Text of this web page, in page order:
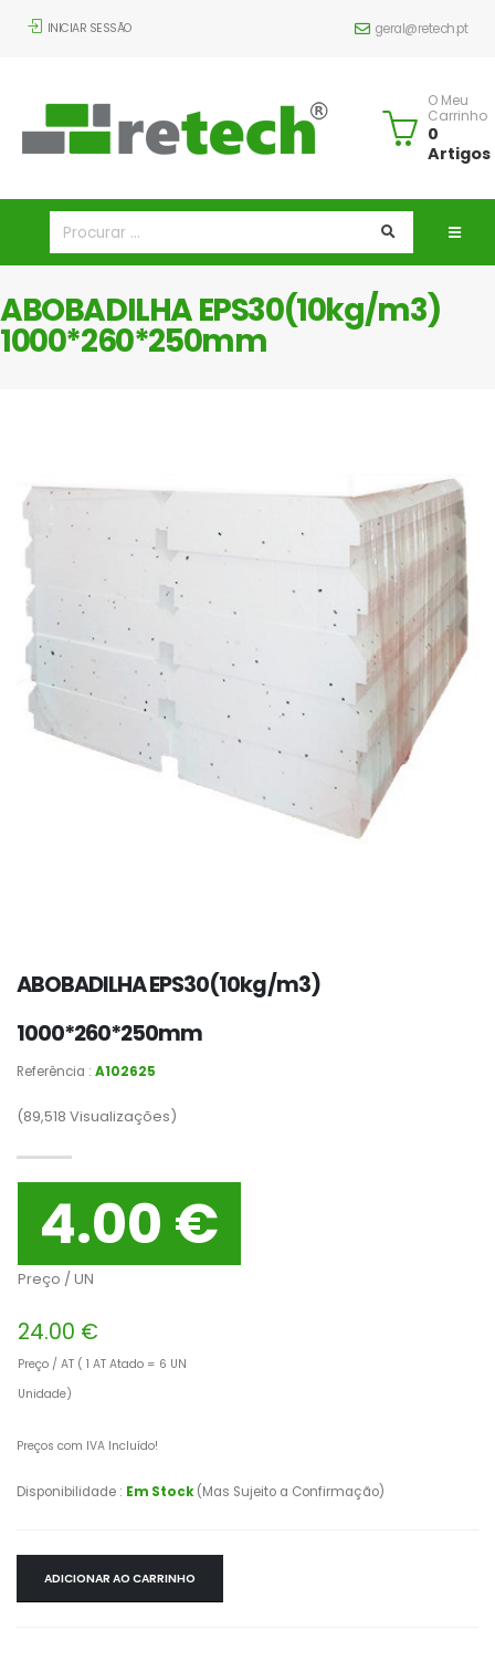
INICIAR SESSÃO geral@retech.pt
O Meu
Carrinho
0
Artigos
ABOBADILHA EPS30(10kg/m3)
1000*260*250mm
ABOBADILHA EPS30(10kg/m3)
1000*260*250mm
Referência : A102625
(89,518 Visualizações)
4.00 €
Preço / UN
24.00 €
Preço / AT ( 1 AT Atado = 6 UN
Unidade)
Preços com IVA Incluído!
Disponibilidade : Em Stock(Mas Sujeito a Confirmação)
ADICIONAR AO CARRINHO